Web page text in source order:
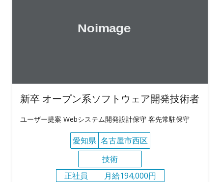
新卒 オープン系ソフトウェア開発技術者
ユーザー提案 Webシステム開発設計保守 客先常駐保守
愛知県 名古屋市西区
技術
正社員
月給194,000円